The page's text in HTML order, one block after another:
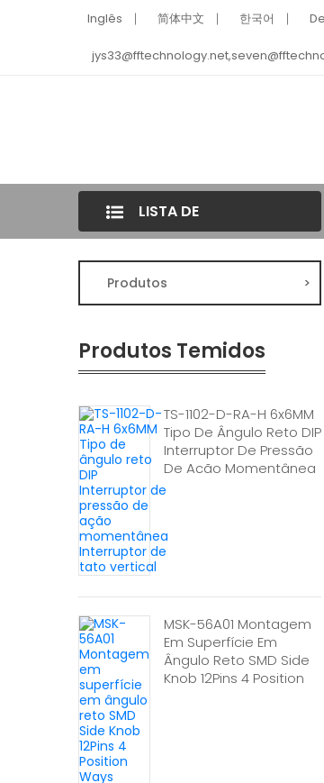
Inglês 简体中文 한국어
jys33@fftechnology.net,
LISTA DE
Produtos >
Produtos Temidos
TS-1102-D-RA-H 6x6MM
Tipo De Ângulo Reto DIP
Interruptor De Pressão
De Ação Momentânea
Interruptor De Tato
MSK-56A01 Montagem
Em Superfície Em
Ângulo Reto SMD Side
Knob 12Pins 4 Position